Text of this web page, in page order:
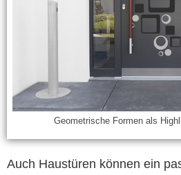
Geometrische Formen als
Auch Haustüren können ein